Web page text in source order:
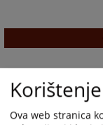
Ova web stranica